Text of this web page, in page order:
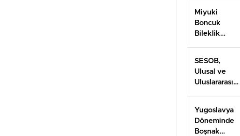
Miyuki
Boncuk
Bileklik
SESOB,
Ulusal ve
Uluslararası
Ağını
Güçlendiriyor
Yugoslavya
Döneminde
Boşnak